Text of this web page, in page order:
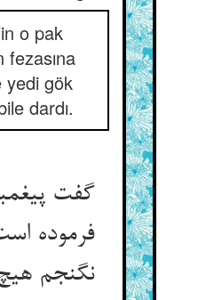
o pak
fezasına
yedi gök
dardı.
گفت
فرموده
نگنجم هیچ